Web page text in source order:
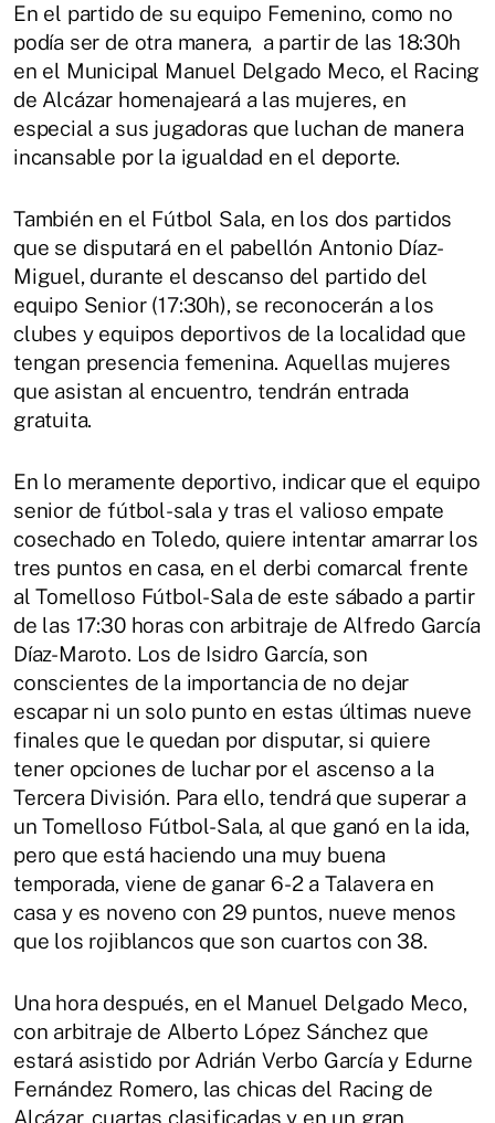
En el partido de su equipo Femenino, como no
podía ser de otra manera, a partir de las 18:30h
en el Municipal Manuel Delgado Meco, el Racing
de Alcázar homenajeará a las mujeres, en
especial a sus jugadoras que luchan de manera
incansable por la igualdad en el deporte.
También en el Fútbol Sala, en los dos partidos
que se disputará en el pabellón Antonio Díaz-
Miguel, durante el descanso del partido del
equipo Senior (17:30h), se reconocerán a los
clubes y equipos deportivos de la localidad que
tengan presencia femenina. Aquellas mujeres
que asistan al encuentro, tendrán entrada
gratuita.
En lo meramente deportivo, indicar que el equipo
senior de fútbol-sala y tras el valioso empate
cosechado en Toledo, quiere intentar amarrar los
tres puntos en casa, en el derbi comarcal frente
al Tomelloso Fútbol-Sala de este sábado a partir
de las 17:30 horas con arbitraje de Alfredo García
Díaz-Maroto. Los de Isidro García, son
conscientes de la importancia de no dejar
escapar ni un solo punto en estas últimas nueve
finales que le quedan por disputar, si quiere
tener opciones de luchar por el ascenso a la
Tercera División. Para ello, tendrá que superar a
un Tomelloso Fútbol-Sala, al que ganó en la ida,
pero que está haciendo una muy buena
temporada, viene de ganar 6-2 a Talavera en
casa y es noveno con 29 puntos, nueve menos
que los rojiblancos que son cuartos con 38.
Una hora después, en el Manuel Delgado Meco,
con arbitraje de Alberto López Sánchez que
estará asistido por Adrián Verbo García y Edurne
Fernández Romero, las chicas del Racing de
Alcázar, cuartas clasificadas y en un gran